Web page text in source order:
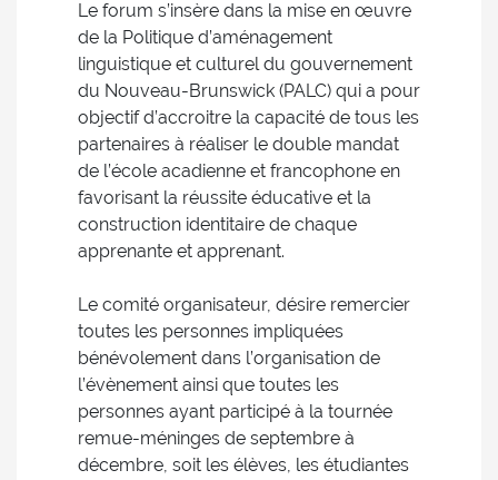
Le forum s’insère dans la mise en œuvre
de la Politique d’aménagement
linguistique et culturel du gouvernement
du Nouveau-Brunswick (PALC) qui a pour
objectif d’accroitre la capacité de tous les
partenaires à réaliser le double mandat
de l’école acadienne et francophone en
favorisant la réussite éducative et la
construction identitaire de chaque
apprenante et apprenant.
Le comité organisateur, désire remercier
toutes les personnes impliquées
bénévolement dans l’organisation de
l’évènement ainsi que toutes les
personnes ayant participé à la tournée
remue-méninges de septembre à
décembre, soit les élèves, les étudiantes